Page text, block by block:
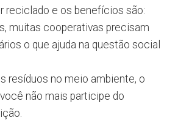
reciclado e os benefícios são:
muitas cooperativas precisam
o que ajuda na questão social
resíduos no meio ambiente, o
não mais participe do